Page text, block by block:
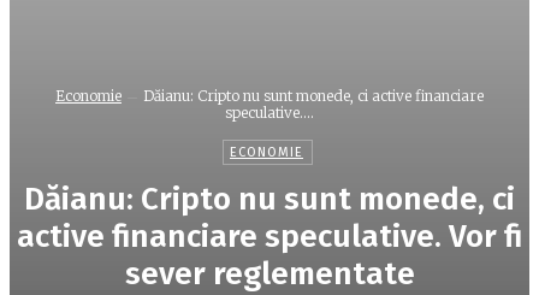
Economie
Dăianu: Cripto nu sunt monede, ci active financiare
speculative....
ECONOMIE
Dăianu: Cripto nu sunt monede, ci
active financiare speculative. Vor fi
sever reglementate